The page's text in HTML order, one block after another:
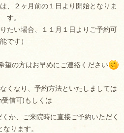
、２ヶ月前の１日より開始となりま
す。
たい場合、１１月１日よりご予約可
能です）
望の方はお早めにご連絡ください
くなり、予約方法といたしましては
受信可)もしくは
か、ご来院時に直接ご予約いただく
なります。